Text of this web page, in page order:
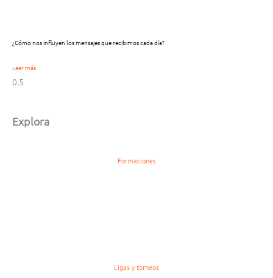
¿Cómo nos influyen los mensajes que recibimos cada día?
Leer más
Explora
Formaciones
Ligas y torneos